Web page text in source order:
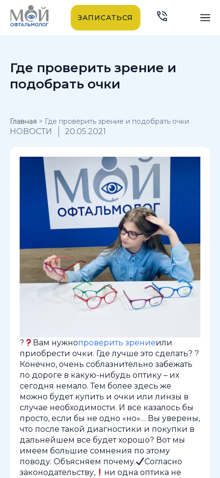
ЗАПИСАТЬСЯ
Где проверить зрение и
подобрать очки
Главная > Где проверить зрение и подобрать очки
НОВОСТИ 20.05.2021
? Вам нужнопроверить зрениеили
приобрести очки. Где лучше это сделать? ?
Конечно, очень соблазнительно забежать
по дороге в какую-нибудь оптику – их
сегодня немало. Тем более здесь же
можно будет купить и очки или линзы в
случае необходимости. И все казалось бы
просто, если бы не одно «но»… Вы уверены,
что после такой диагностики и покупки в
дальнейшем все будет хорошо? Вот мы
имеем большие сомнения по этому
поводу. Объясняем почему.
Согласно
законодательству,
ни одна оптика не